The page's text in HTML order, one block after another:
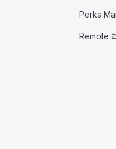
Perks
Remote